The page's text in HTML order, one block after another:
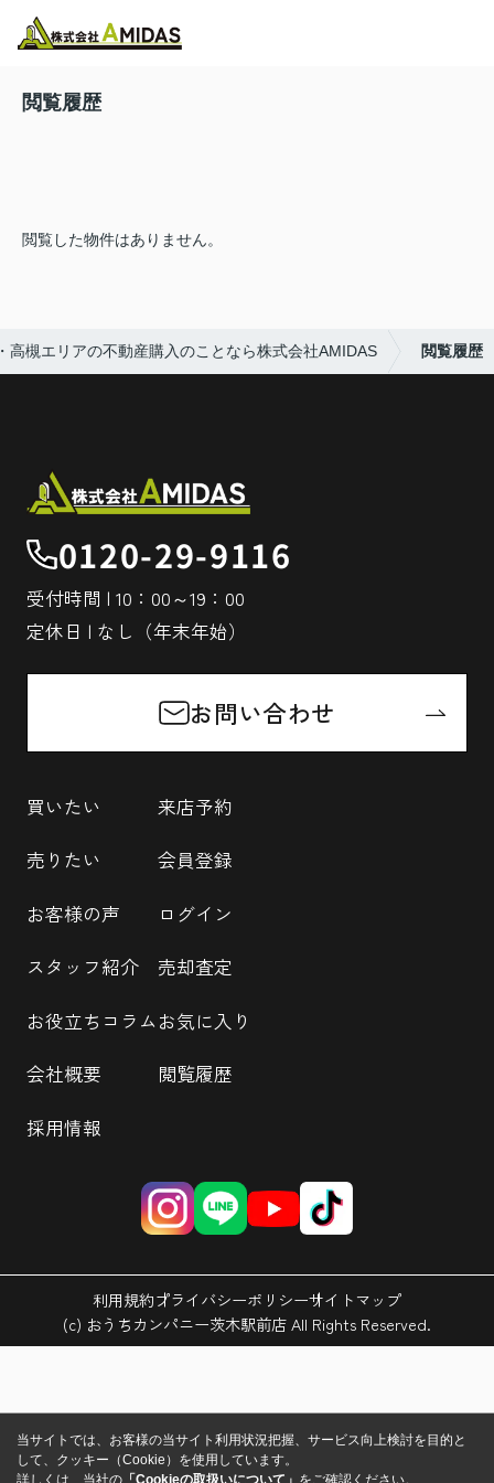
閲覧履歴
閲覧した物件はありません。
高槻エリアの不動産購入のことなら株式会社AMIDAS 閲覧履歴
0120-29-9116
受付時間 | 10：00～19：00
定休日 | なし（年末年始）
お問い合わせ
買いたい
売りたい
お客様の声
スタッフ紹介
お役立ちコラム
会社概要
採用情報
来店予約
会員登録
ログイン
売却査定
お気に入り
閲覧履歴
利用規約プライバシーポリシーサイトマップ
(c) おうちカンパニー茨木駅前店 All Rights Reserved.
当サイトでは、お客様の当サイト利用状況把握、サービス向上検討を目的と
して、クッキー（Cookie）を使用しています。
詳しくは、当社の 「Cookieの取扱いについて」 をご確認ください。